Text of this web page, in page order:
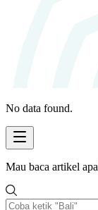
No data found.
Mau baca artikel